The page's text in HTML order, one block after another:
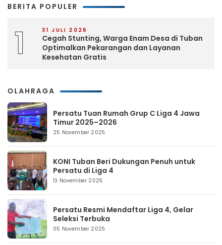
BERITA POPULER
1 31 JULI 2026
Cegah Stunting, Warga Enam Desa di Tuban
Optimalkan Pekarangan dan Layanan
Kesehatan Gratis
OLAHRAGA
Persatu Tuan Rumah Grup C Liga 4 Jawa
Timur 2025–2026
25 November 2025
KONI Tuban Beri Dukungan Penuh untuk
Persatu di Liga 4
13 November 2025
Persatu Resmi Mendaftar Liga 4, Gelar
Seleksi Terbuka
05 November 2025